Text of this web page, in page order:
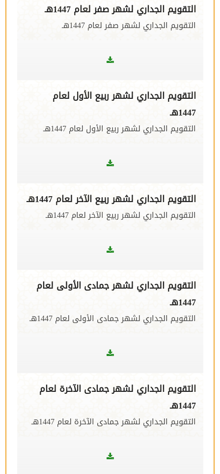
التقويم الجداري لشهر صفر لعام 1447هـ
التقويم الجداري لشهر صفر لعام 1447هـ
التقويم الجداري لشهر ربيع الأول لعام
1447هـ
التقويم الجداري لشهر ربيع الأول لعام 1447هـ
التقويم الجداري لشهر ربيع الآخر لعام 1447هـ
التقويم الجداري لشهر ربيع الآخر لعام 1447هـ
التقويم الجداري لشهر جمادى الأولى لعام
1447هـ
التقويم الجداري لشهر جمادى الأولى لعام 1447هـ
التقويم الجداري لشهر جمادى الآخرة لعام
1447هـ
التقويم الجداري لشهر جمادى الآخرة لعام 1447هـ